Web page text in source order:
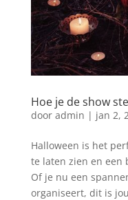
Hoe je de show
door admin | jan 2,
Halloween is het
te laten zien en een
Of je nu een
organiseert, dit is